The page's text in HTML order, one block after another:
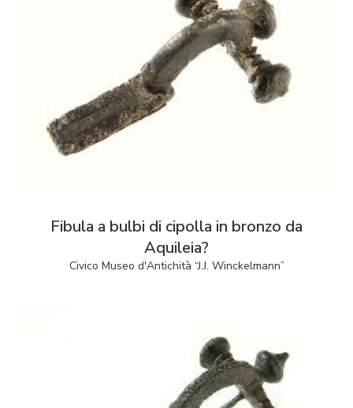
Fibula a bulbi di cipolla in bronzo da
Aquileia?
Civico Museo d'Antichità “J.J. Winckelmann”